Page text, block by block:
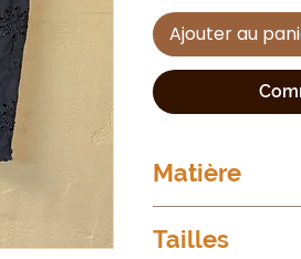
Ajouter au
Matière
95%
Tailles